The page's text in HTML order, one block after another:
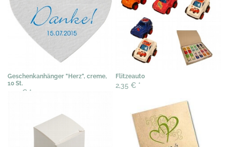
Geschenkanhänger "Herz", creme,
10 St.
2,51 € *
Flitzeauto
2,35 € *